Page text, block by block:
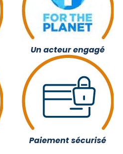
Un acteur engagé
Paiement sécurisé